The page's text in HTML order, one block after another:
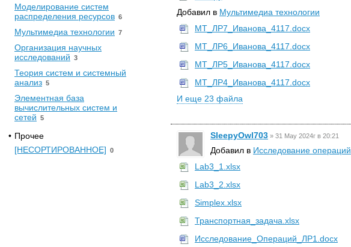
Моделирование систем
распределения ресурсов 6
Мультимедиа технологии 7
Организация научных
исследований 3
Теория систем и системный
анализ 5
Элементная база
вычислительных систем и
сетей 5
• Прочее
[НЕСОРТИРОВАННОЕ] 0
Добавил в Мультимедиа технологии
МТ_ЛР7_Иванова_4117.docx
МТ_ЛР6_Иванова_4117.docx
МТ_ЛР5_Иванова_4117.docx
МТ_ЛР4_Иванова_4117.docx
И еще 23 файла
SleepyOwl703 » 31 May 2024г в 20:21
Добавил в Исследование операций
Lab3_1.xlsx
Lab3_2.xlsx
Simplex.xlsx
Транспортная_задача.xlsx
Исследование_Операций_ЛР1.docx